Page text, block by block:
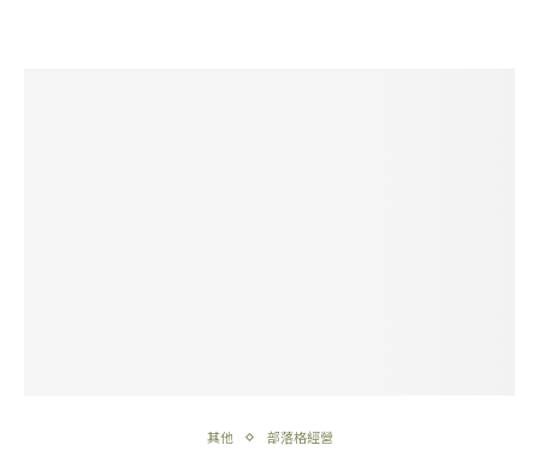
其他 部落格經營